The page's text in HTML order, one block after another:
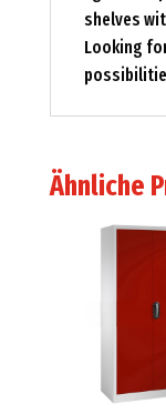
shelves
Looking
Ähnliche